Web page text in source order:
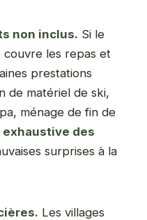
non inclus. Si le
les repas et
prestations
de matériel de ski,
ménage de fin de
des
surprises à la
Les villages